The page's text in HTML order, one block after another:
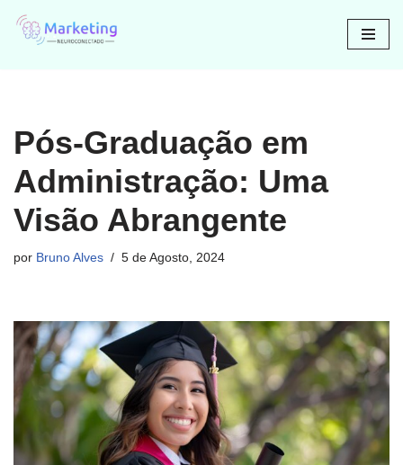
Avançar
Pós-Graduação em
Administração: Uma
Visão Abrangente
por Bruno Alves 5 de Agosto, 2024